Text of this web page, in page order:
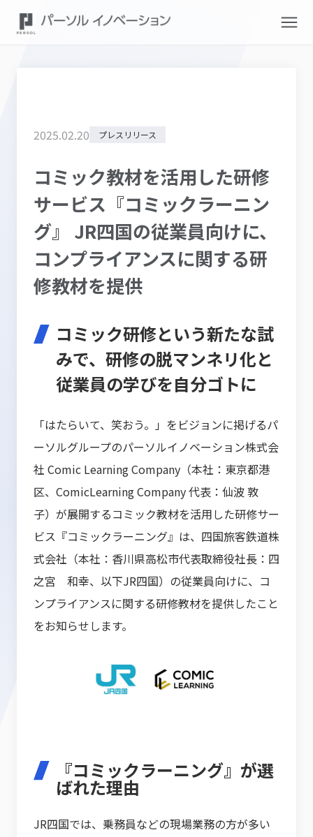
2025.02.20 プレスリリース
コミック教材を活用した研修
サービス『コミックラーニン
グ』 JR四国の従業員向けに、
コンプライアンスに関する研
修教材を提供
コミック研修という新たな試
みで、研修の脱マンネリ化と
従業員の学びを自分ゴトに
「はたらいて、笑おう。」をビジョンに掲げるパ
ーソルグループのパーソルイノベーション株式会
社 Comic Learning Company（本社：東京都港
区、ComicLearning Company 代表：仙波 敦
子）が展開するコミック教材を活用した研修サー
ビス『コミックラーニング』は、四国旅客鉄道株
式会社（本社：香川県高松市代表取締役社長：四
之宮 和幸、以下JR四国）の従業員向けに、コ
ンプライアンスに関する研修教材を提供したこと
をお知らせします。
『コミックラーニング』が選
ばれた理由
JR四国では、乗務員などの現場業務の方が多い